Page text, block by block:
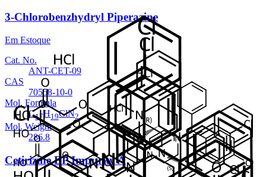
3-Chlorobenzhydryl Piperazine
Em Estoque
Cat. No.
ANT-CET-09
CAS
70558-10-0
Mol. Formula
C17H19ClN2
Mol. Weight
286.8
Cetirizine EP Impurity A